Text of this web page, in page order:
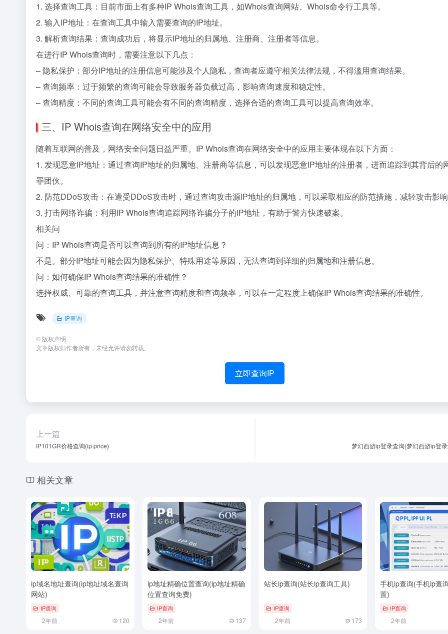
1. 选择查询工具：目前市面上有多种IP Whois查询工具，如Whois查询网站、Whois命令行工具等。
2. 输入IP地址：在查询工具中输入需要查询的IP地址。
3. 解析查询结果：查询成功后，将显示IP地址的归属地、注册商、注册者等信息。
在进行IP Whois查询时，需要注意以下几点：
– 隐私保护：部分IP地址的注册信息可能涉及个人隐私，查询者应遵守相关法律法规，不得滥用查询结果。
– 查询频率：过于频繁的查询可能会导致服务器负载过高，影响查询速度和稳定性。
– 查询精度：不同的查询工具可能会有不同的查询精度，选择合适的查询工具可以提高查询效率。
三、IP Whois查询在网络安全中的应用
随着互联网的普及，网络安全问题日益严重。IP Whois查询在网络安全中的应用主要体现在以下方面：
1. 发现恶意IP地址：通过查询IP地址的归属地、注册商等信息，可以发现恶意IP地址的注册者，进而追踪到其背后的
罪团伙。
2. 防范DDoS攻击：在遭受DDoS攻击时，通过查询攻击源IP地址的归属地，可以采取相应的防范措施，减轻攻击影
3. 打击网络诈骗：利用IP Whois查询追踪网络诈骗分子的IP地址，有助于警方快速破案。
相关问
问：IP Whois查询是否可以查询到所有的IP地址信息？
不是。部分IP地址可能会因为隐私保护、特殊用途等原因，无法查询到详细的归属地和注册信息。
问：如何确保IP Whois查询结果的准确性？
选择权威、可靠的查询工具，并注意查询精度和查询频率，可以在一定程度上确保IP Whois查询结果的准确性。
IP查询
© 版权声明
文章版权归作者所有，未经允许请勿转载。
立即查询IP
上一篇
IP101GR价格查询(ip price) 梦幻西游ip登录查询(梦幻西游ip登
相关文章
ip域名地址查询(ip地址域名查询
网站)
IP查询
2年前 120
ip地址精确位置查询(ip地址精确
位置查询免费)
IP查询
2年前 137
站长ip查询(站长ip查询工具)
IP查询
2年前 173
手机ip查询(手机ip查
置)
IP查询
2年前